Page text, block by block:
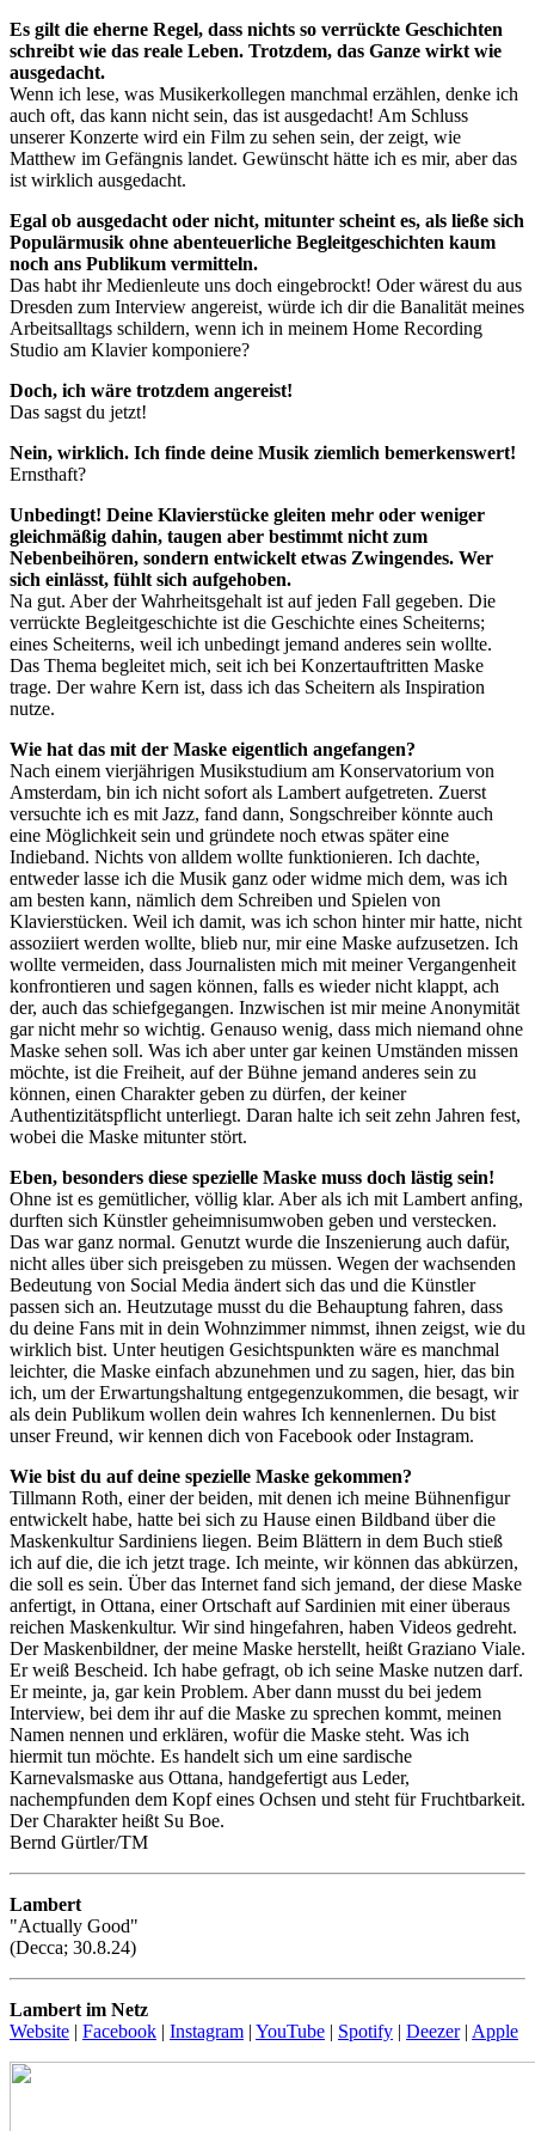
Es gilt die eherne Regel, dass nichts so verrückte Geschichten
schreibt wie das reale Leben. Trotzdem, das Ganze wirkt wie
ausgedacht.
Wenn ich lese, was Musikerkollegen manchmal erzählen, denke ich
auch oft, das kann nicht sein, das ist ausgedacht! Am Schluss
unserer Konzerte wird ein Film zu sehen sein, der zeigt, wie
Matthew im Gefängnis landet. Gewünscht hätte ich es mir, aber das
ist wirklich ausgedacht.
Egal ob ausgedacht oder nicht, mitunter scheint es, als ließe sich
Populärmusik ohne abenteuerliche Begleitgeschichten kaum
noch ans Publikum vermitteln.
Das habt ihr Medienleute uns doch eingebrockt! Oder wärest du aus
Dresden zum Interview angereist, würde ich dir die Banalität meines
Arbeitsalltags schildern, wenn ich in meinem Home Recording
Studio am Klavier komponiere?
Doch, ich wäre trotzdem angereist!
Das sagst du jetzt!
Nein, wirklich. Ich finde deine Musik ziemlich bemerkenswert!
Ernsthaft?
Unbedingt! Deine Klavierstücke gleiten mehr oder weniger
gleichmäßig dahin, taugen aber bestimmt nicht zum
Nebenbeihören, sondern entwickelt etwas Zwingendes. Wer
sich einlässt, fühlt sich aufgehoben.
Na gut. Aber der Wahrheitsgehalt ist auf jeden Fall gegeben. Die
verrückte Begleitgeschichte ist die Geschichte eines Scheiterns;
eines Scheiterns, weil ich unbedingt jemand anderes sein wollte.
Das Thema begleitet mich, seit ich bei Konzertauftritten Maske
trage. Der wahre Kern ist, dass ich das Scheitern als Inspiration
nutze.
Wie hat das mit der Maske eigentlich angefangen?
Nach einem vierjährigen Musikstudium am Konservatorium von
Amsterdam, bin ich nicht sofort als Lambert aufgetreten. Zuerst
versuchte ich es mit Jazz, fand dann, Songschreiber könnte auch
eine Möglichkeit sein und gründete noch etwas später eine
Indieband. Nichts von alldem wollte funktionieren. Ich dachte,
entweder lasse ich die Musik ganz oder widme mich dem, was ich
am besten kann, nämlich dem Schreiben und Spielen von
Klavierstücken. Weil ich damit, was ich schon hinter mir hatte, nicht
assoziiert werden wollte, blieb nur, mir eine Maske aufzusetzen. Ich
wollte vermeiden, dass Journalisten mich mit meiner Vergangenheit
konfrontieren und sagen können, falls es wieder nicht klappt, ach
der, auch das schiefgegangen. Inzwischen ist mir meine Anonymität
gar nicht mehr so wichtig. Genauso wenig, dass mich niemand ohne
Maske sehen soll. Was ich aber unter gar keinen Umständen missen
möchte, ist die Freiheit, auf der Bühne jemand anderes sein zu
können, einen Charakter geben zu dürfen, der keiner
Authentizitätspflicht unterliegt. Daran halte ich seit zehn Jahren fest,
wobei die Maske mitunter stört.
Eben, besonders diese spezielle Maske muss doch lästig sein!
Ohne ist es gemütlicher, völlig klar. Aber als ich mit Lambert anfing,
durften sich Künstler geheimnisumwoben geben und verstecken.
Das war ganz normal. Genutzt wurde die Inszenierung auch dafür,
nicht alles über sich preisgeben zu müssen. Wegen der wachsenden
Bedeutung von Social Media ändert sich das und die Künstler
passen sich an. Heutzutage musst du die Behauptung fahren, dass
du deine Fans mit in dein Wohnzimmer nimmst, ihnen zeigst, wie du
wirklich bist. Unter heutigen Gesichtspunkten wäre es manchmal
leichter, die Maske einfach abzunehmen und zu sagen, hier, das bin
ich, um der Erwartungshaltung entgegenzukommen, die besagt, wir
als dein Publikum wollen dein wahres Ich kennenlernen. Du bist
unser Freund, wir kennen dich von Facebook oder Instagram.
Wie bist du auf deine spezielle Maske gekommen?
Tillmann Roth, einer der beiden, mit denen ich meine Bühnenfigur
entwickelt habe, hatte bei sich zu Hause einen Bildband über die
Maskenkultur Sardiniens liegen. Beim Blättern in dem Buch stieß
ich auf die, die ich jetzt trage. Ich meinte, wir können das abkürzen,
die soll es sein. Über das Internet fand sich jemand, der diese Maske
anfertigt, in Ottana, einer Ortschaft auf Sardinien mit einer überaus
reichen Maskenkultur. Wir sind hingefahren, haben Videos gedreht.
Der Maskenbildner, der meine Maske herstellt, heißt Graziano Viale.
Er weiß Bescheid. Ich habe gefragt, ob ich seine Maske nutzen darf.
Er meinte, ja, gar kein Problem. Aber dann musst du bei jedem
Interview, bei dem ihr auf die Maske zu sprechen kommt, meinen
Namen nennen und erklären, wofür die Maske steht. Was ich
hiermit tun möchte. Es handelt sich um eine sardische
Karnevalsmaske aus Ottana, handgefertigt aus Leder,
nachempfunden dem Kopf eines Ochsen und steht für Fruchtbarkeit.
Der Charakter heißt Su Boe.
Bernd Gürtler/TM
Lambert
"Actually Good"
(Decca; 30.8.24)
Lambert im Netz
Website | Facebook | Instagram | YouTube | Spotify | Deezer| Apple